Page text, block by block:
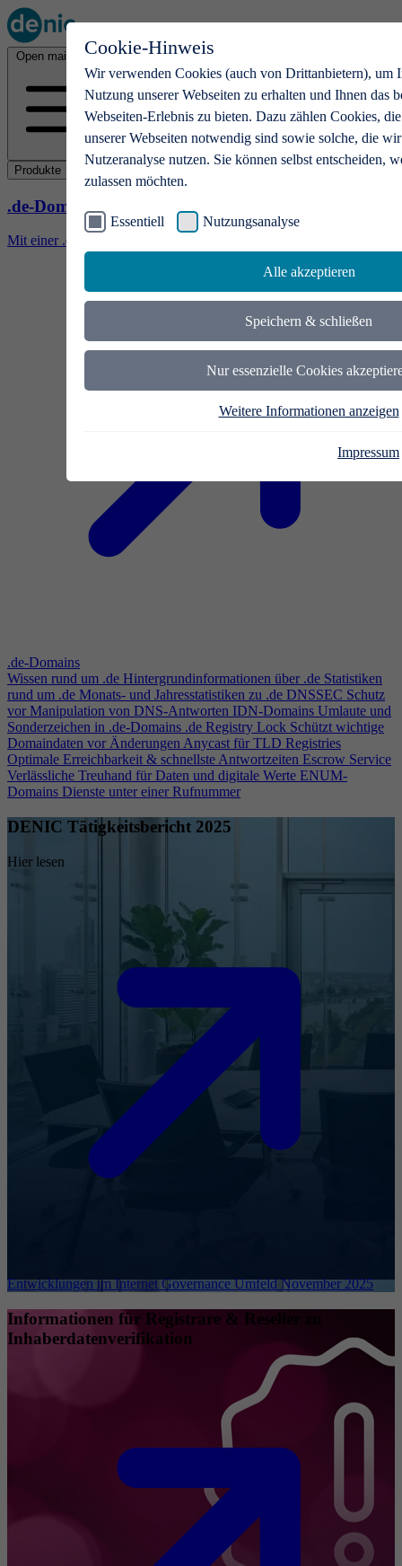
Cookie-Hinweis
Wir verwenden Cookies (auch von Drittanbietern), um
Nutzung unserer Webseiten zu erhalten und Ihnen das
Webseiten-Erlebnis zu bieten. Dazu zählen Cookies,
unserer Webseiten notwendig sind sowie solche, die
Nutzeranalyse nutzen. Sie können selbst entscheiden,
zulassen möchten.
Essentiell Nutzungsanalyse
Alle akzeptieren
Speichern & schließen
Nur essenzielle Cookies
Weitere Informationen anzeigen
Impressum
Open main menu
Produkte
.de-Domains
Mit einer .de-Domain erhalten Ideen eine Bühne
.de-Domains
Wissen rund um .de Hintergrundinformationen über .de Statistiken
rund um .de Monats- und Jahresstatistiken zu .de DNSSEC Schutz
vor Manipulation von DNS-Antworten IDN-Domains Umlaute und
Sonderzeichen in .de-Domains .de Registry Lock Schützt wichtige
Domaindaten vor ÄnderungenAnycast für TLD Registries
Optimale Erreichbarkeit & schnellste Antwortzeiten Escrow Service
Verlässliche Treuhand für Daten und digitale Werte ENUM-
Domains Dienste unter einer Rufnummer
DENIC Tätigkeitsbericht 2025
Hier lesen
Entwicklungen im Internet Governance Umfeld November 2025
Informationen für Registrare & Reseller zu
Inhaberdatenverifikation